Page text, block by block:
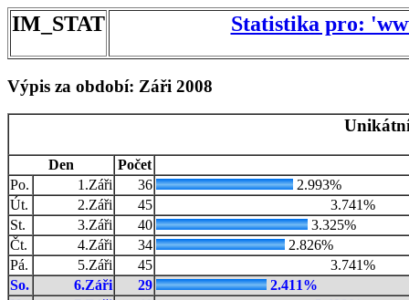
IM_STAT Statistika pro:
Výpis za období: Záři 2008
Den
Počet
Po.
1.Záři 36
2.993%
Út.
2.Záři 45
3.741%
St.
3.Záři 40
3.325%
Čt.
4.Záři 34
2.826%
Pá.
5.Záři 45
3.741%
So.
6.Záři 29
2.411%